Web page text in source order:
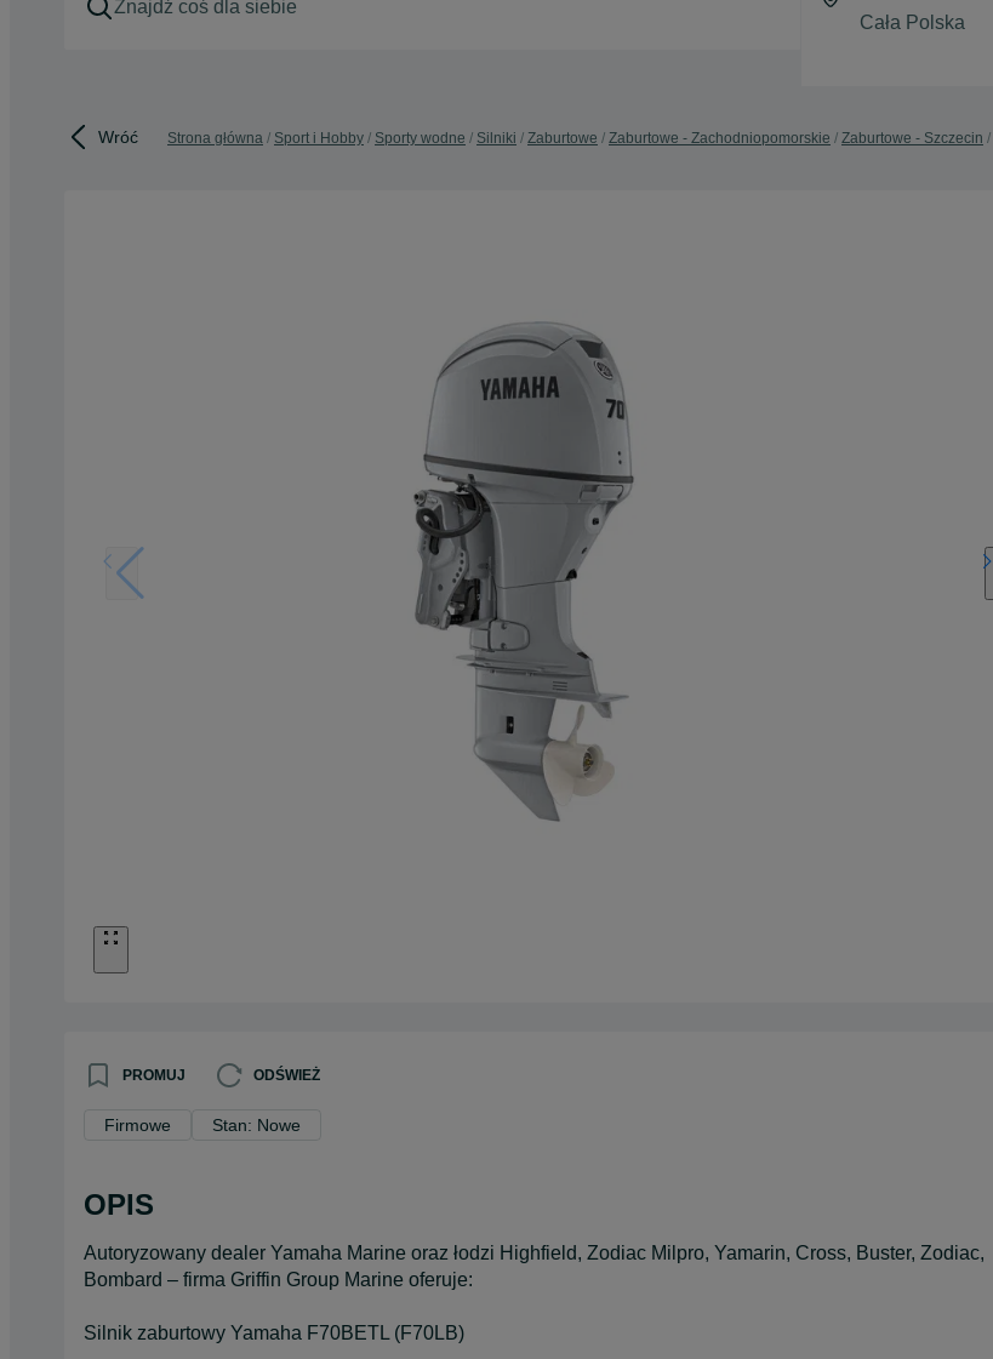
Wróć Strona główna Sport i Hobby Sporty wodne Silniki Zaburtowe Zaburtowe - Zachodniopomorskie Zaburtowe - Szczecin
PROMUJ ODŚWIEŻ
Firmowe Stan: Nowe
OPIS
Autoryzowany dealer Yamaha Marine oraz łodzi Highfield, Zodiac Milpro, Yamarin, Cross, Buster, Zodiac,
Bombard – firma Griffin Group Marine oferuje:
Silnik zaburtowy Yamaha F70BETL (F70LB)